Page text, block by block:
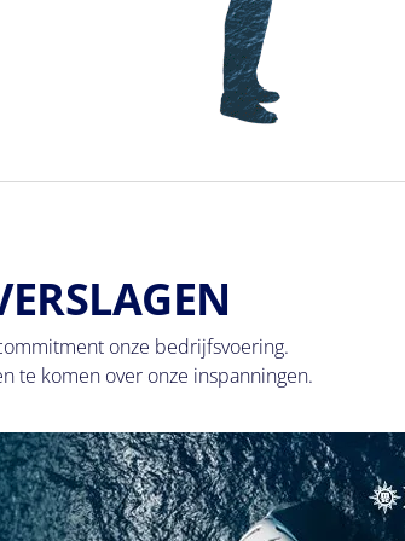
onze bedrijfsvoering.
te komen over onze inspanningen.